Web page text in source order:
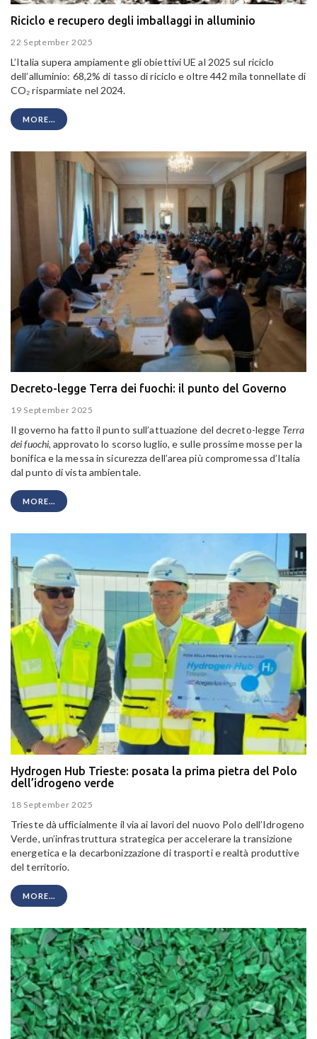
Riciclo e recupero degli imballaggi in alluminio
22 September 2025
L’Italia supera ampiamente gli obiettivi UE al 2025 sul riciclo
dell’alluminio: 68,2% di tasso di riciclo e oltre 442 mila tonnellate di
CO₂ risparmiate nel 2024.
MORE...
Decreto-legge Terra dei fuochi: il punto del Governo
19 September 2025
Il governo ha fatto il punto sull’attuazione del decreto-legge Terra
dei fuochi, approvato lo scorso luglio, e sulle prossime mosse per la
bonifica e la messa in sicurezza dell’area più compromessa d’Italia
dal punto di vista ambientale.
MORE...
Hydrogen Hub Trieste: posata la prima pietra del Polo
dell’idrogeno verde
18 September 2025
Trieste dà ufficialmente il via ai lavori del nuovo Polo dell’Idrogeno
Verde, un’infrastruttura strategica per accelerare la transizione
energetica e la decarbonizzazione di trasporti e realtà produttive
del territorio.
MORE...